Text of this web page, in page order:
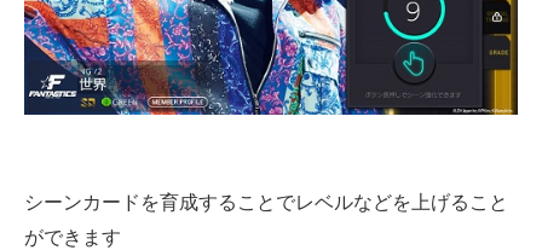
シーンカードを育成することでレベルなどを上げること
ができます